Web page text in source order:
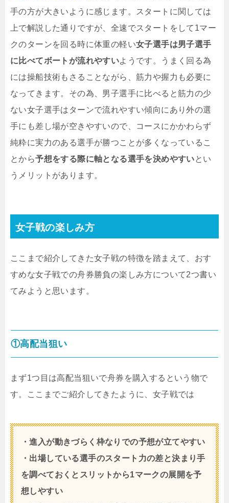
手の方が大きいように感じます。スタートに関しては
上で解説した通りですが、全速でスタートをして1マー
クのターンを回る時に体重の軽い女子選手は男子選手
に比べてボートが流れやすいようです。うまく回る為
には操船技術もさることながら、筋力や握力も必要に
なってきます。その為、男子選手に比べると筋力の少
ない女子選手はターンで流れやすい傾向にあり外の選
手にも差し場が空きやすいので、コースにかかわらず
純粋に実力のある選手が勝つことが多くなっているこ
とから予想をする際に軸となる選手を決めやすいとい
うメリットがあります。
女子戦の楽しみ方
ここまで紹介してきた女子戦の特徴を踏まえて、おす
すめな女子戦での舟券勝負の楽しみ方について2つ書い
てみようと思います。
①高配当狙い
まず1つ目は高配当狙いで舟券を購入するという物で
す。ここまでご紹介してきたように、女子戦では
・進入が動きづらく枠なりでの予想が立てやすい
・出場している選手のスタート力の差と決まり手
を調べておくとスリットから1マークの展開を予
想しやすい